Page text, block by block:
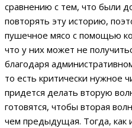
сравнению с тем, что были
повторять эту историю,
пушечное мясо с помощью
что у них может не
благодаря
то есть критически нужное
придется делать вторую
готовятся, чтобы вторая
чем предыдущая. Тогда, как